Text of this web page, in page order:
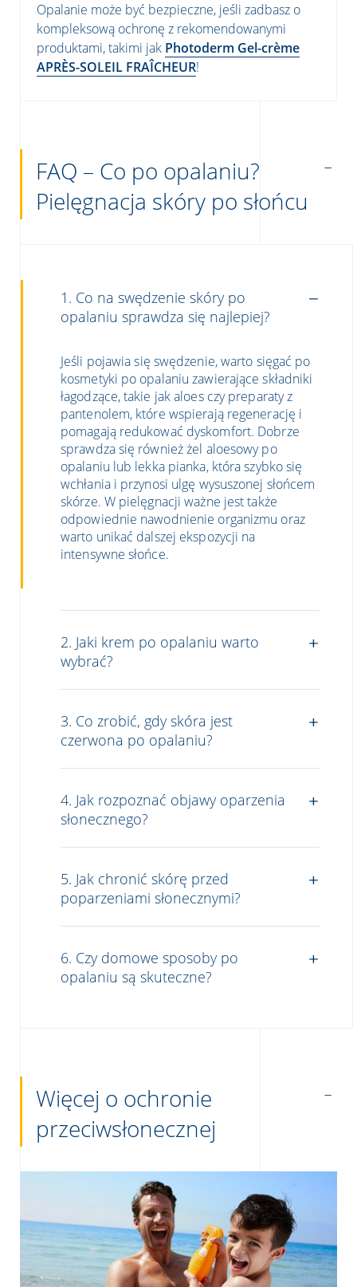
Opalanie może być bezpieczne, jeśli zadbasz o
kompleksową ochronę z rekomendowanymi
produktami, takimi jak Photoderm Gel-crème
APRÈS-SOLEIL FRAÎCHEUR!
FAQ – Co po opalaniu?
Pielęgnacja skóry po słońcu
1. Co na swędzenie skóry po
opalaniu sprawdza się najlepiej?
Jeśli pojawia się swędzenie, warto sięgać po
kosmetyki po opalaniu zawierające składniki
łagodzące, takie jak aloes czy preparaty z
pantenolem, które wspierają regenerację i
pomagają redukować dyskomfort. Dobrze
sprawdza się również żel aloesowy po
opalaniu lub lekka pianka, która szybko się
wchłania i przynosi ulgę wysuszonej słońcem
skórze. W pielęgnacji ważne jest także
odpowiednie nawodnienie organizmu oraz
warto unikać dalszej ekspozycji na
intensywne słońce.
2. Jaki krem po opalaniu warto
wybrać?
3. Co zrobić, gdy skóra jest
czerwona po opalaniu?
4. Jak rozpoznać objawy oparzenia
słonecznego?
5. Jak chronić skórę przed
poparzeniami słonecznymi?
6. Czy domowe sposoby po
opalaniu są skuteczne?
Więcej o ochronie
przeciwsłonecznej